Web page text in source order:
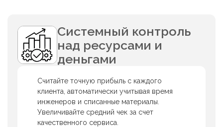
Системный контроль
над ресурсами и
деньгами
Считайте точную прибыль с каждого
клиента, автоматически учитывая время
инженеров и списанные материалы.
Увеличивайте средний чек за счет
качественного сервиса.